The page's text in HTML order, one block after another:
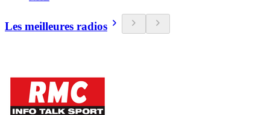
Les meilleures radios